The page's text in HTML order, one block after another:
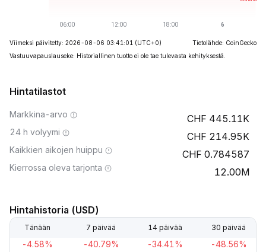
Viimeksi päivitetty: 2026-08-06 03:41:01 (UTC+0)
Tietolähde: CoinGecko
Vastuuvapauslauseke: Historiallinen tuotto ei ole tae tulevasta kehityksestä.
Hintatilastot
Markkina-arvo 445.11K
24 h volyymi 214.95K
Kaikkien aikojen huippu 0.784587
Kierrossa oleva tarjonta 12.00M
Hintahistoria (USD)
Tänään 7 päivää 14 päivää 30 päivää
-4.58% -40.79% -34.41% -48.56%